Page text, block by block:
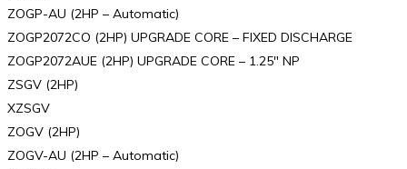
ZOGP-AU (2HP – Automatic)
ZOGP2072CO (2HP) UPGRADE CORE – FIXED DISCHARGE
ZOGP2072AUE (2HP) UPGRADE CORE – 1.25″ NP
ZSGV (2HP)
XZSGV
ZOGV (2HP)
ZOGV-AU (2HP – Automatic)